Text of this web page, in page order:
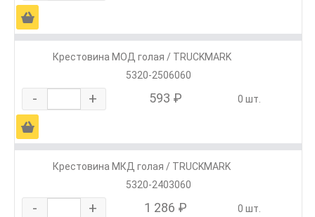
Ä
Крестовина МОД голая / TRUCKMARK
5320-2506060
- + 593 ₽ 0 шт.
Ä
Крестовина МКД голая / TRUCKMARK
5320-2403060
- + 1 286 ₽ 0 шт.